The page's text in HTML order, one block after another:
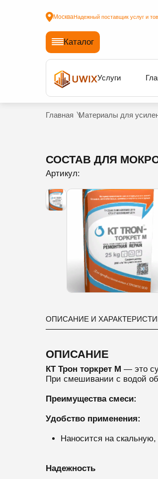
МоскваНадежный поставщик услуг и
Каталог
Услуги
Главная Материалы для
СОСТАВ ДЛЯ
Артикул:
ОПИСАНИЕ И
ОПИСАНИЕ
КТ Трон торкрет М — это с
При смешивании с водой
Преимущества смеси:
Удобство применения:
Наносится на
Надежность